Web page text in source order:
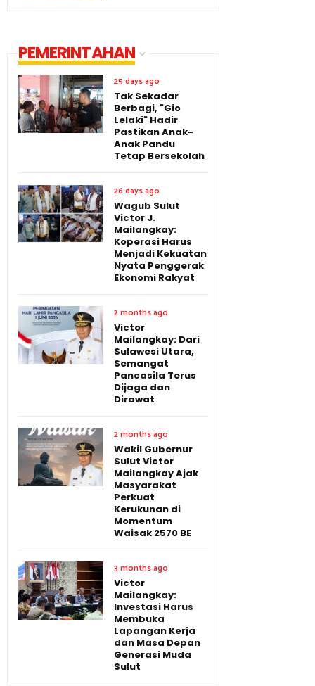
PEMERINTAHAN
25 days ago
Tak Sekadar
Berbagi, "Gio
Lelaki" Hadir
Pastikan Anak-
Anak Pandu
Tetap Bersekolah
26 days ago
Wagub Sulut
Victor J.
Mailangkay:
Koperasi Harus
Menjadi Kekuatan
Nyata Penggerak
Ekonomi Rakyat
2 months ago
Victor
Mailangkay: Dari
Sulawesi Utara,
Semangat
Pancasila Terus
Dijaga dan
Dirawat
2 months ago
Wakil Gubernur
Sulut Victor
Mailangkay Ajak
Masyarakat
Perkuat
Kerukunan di
Momentum
Waisak 2570 BE
3 months ago
Victor
Mailangkay:
Investasi Harus
Membuka
Lapangan Kerja
dan Masa Depan
Generasi Muda
Sulut